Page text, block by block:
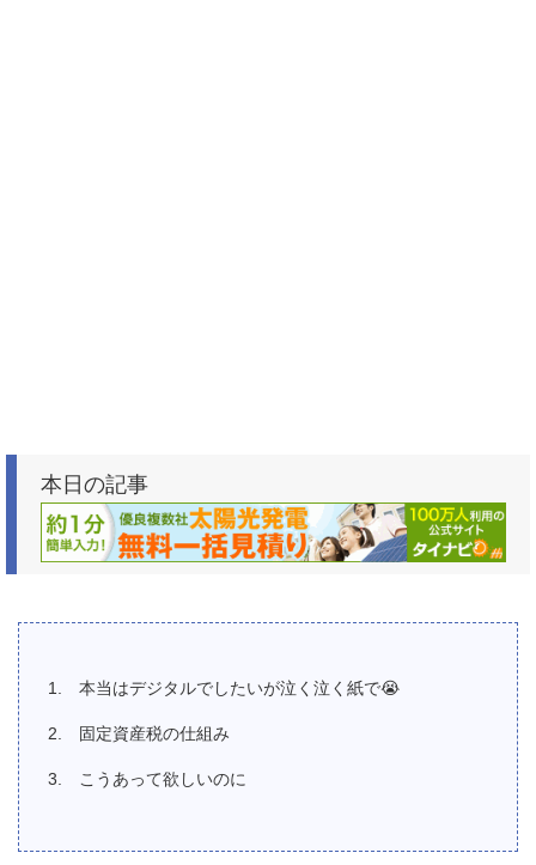
本日の記事
本当はデジタルでしたいが泣く泣く紙で😭
固定資産税の仕組み
こうあって欲しいのに